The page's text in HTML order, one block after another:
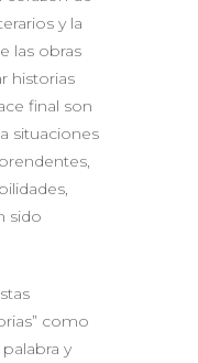
y la
las obras
historias
final son
situaciones
sido
como
y